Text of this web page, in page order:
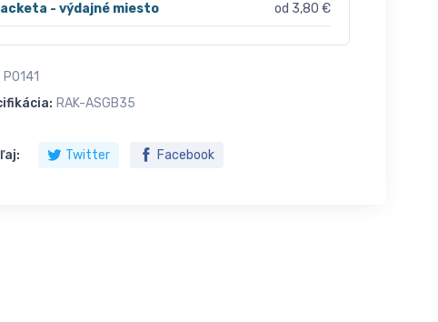
- výdajné miesto od 3,80 €
P0141
RAK-ASGB35
Twitter Facebook